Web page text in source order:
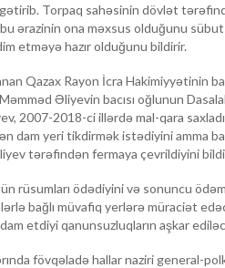
gətirib. Torpaq sahəsinin dövlət
ərazinin ona məxsus olduğunu
etməyə hazır olduğunu bildirir.
Qazax Rayon İcra Hakimiyyətinin
Əliyevin bacısı oğlunun
2007-2018-ci illərdə mal-qara
dam yeri tikdirmək istədiyini amma
tərəfindən fermaya çevrildiyini
rüsumları ödədiyini və sonuncu
bağlı müvafiq yerlərə müraciət
etdiyi qanunsuzluqların aşkar
fövqəladə hallar naziri general-